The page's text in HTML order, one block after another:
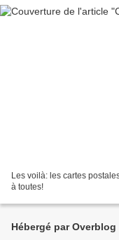
Les voilà: les cartes
à toutes!
Hébergé par Overblog